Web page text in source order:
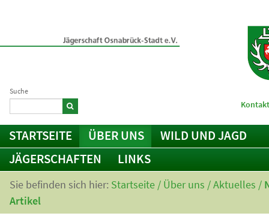
Suche
STARTSEITE ÜBER UNS
WILD UND JAGD
JÄGERSCHAFTEN
LINKS
Sie befinden sich hier: Startseite / Über uns /Aktuelles /
Artikel